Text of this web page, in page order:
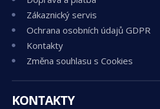
Zákaznický servis
Ochrana osobních údajů GDPR
Kontakty
Změna souhlasu s Cookies
KONTAKTY